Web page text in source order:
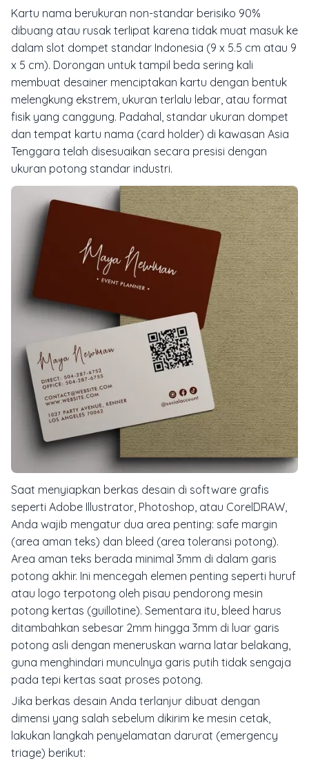
Kartu nama berukuran non-standar berisiko 90%
dibuang atau rusak terlipat karena tidak muat masuk ke
dalam slot dompet standar Indonesia (9 x 5.5 cm atau 9
x 5 cm). Dorongan untuk tampil beda sering kali
membuat desainer menciptakan kartu dengan bentuk
melengkung ekstrem, ukuran terlalu lebar, atau format
fisik yang canggung. Padahal, standar ukuran dompet
dan tempat kartu nama (card holder) di kawasan Asia
Tenggara telah disesuaikan secara presisi dengan
ukuran potong standar industri.
Saat menyiapkan berkas desain di software grafis
seperti Adobe Illustrator, Photoshop, atau CorelDRAW,
Anda wajib mengatur dua area penting: safe margin
(area aman teks) dan bleed (area toleransi potong).
Area aman teks berada minimal 3mm di dalam garis
potong akhir. Ini mencegah elemen penting seperti huruf
atau logo terpotong oleh pisau pendorong mesin
potong kertas (guillotine). Sementara itu, bleed harus
ditambahkan sebesar 2mm hingga 3mm di luar garis
potong asli dengan meneruskan warna latar belakang,
guna menghindari munculnya garis putih tidak sengaja
pada tepi kertas saat proses potong.
Jika berkas desain Anda terlanjur dibuat dengan
dimensi yang salah sebelum dikirim ke mesin cetak,
lakukan langkah penyelamatan darurat (emergency
triage) berikut: